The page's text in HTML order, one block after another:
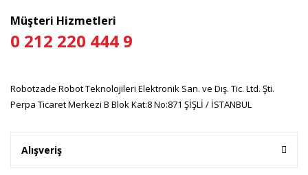
Müşteri Hizmetleri
0 212 220 444 9
Robotzade Robot Teknolojileri Elektronik San. ve Dış. Tic. Ltd. Şti.
Perpa Ticaret Merkezi B Blok Kat:8 No:871 ŞİŞLİ / İSTANBUL
Alışveriş